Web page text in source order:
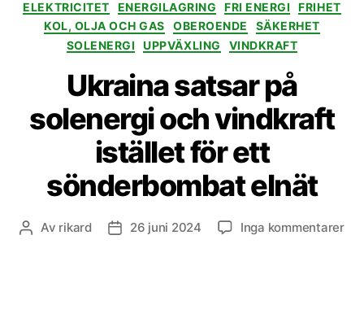
ELEKTRICITET ENERGILAGRING FRI ENERGI
FRIHET
KOL, OLJA OCH GAS
OBEROENDE
SÄKERHET
SOLENERGI
UPPVÄXLING VINDKRAFT
Ukraina satsar på
solenergi och vindkraft
istället för ett
sönderbombat elnät
Inläggsförfattare
Av rikard Inläggsdatum
26 juni 2024 Inga kommentarertill